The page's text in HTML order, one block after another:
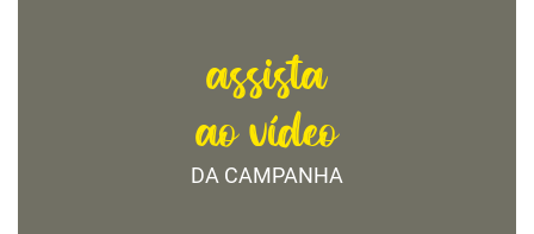
assista
ao vídeo
DA CAMPANHA